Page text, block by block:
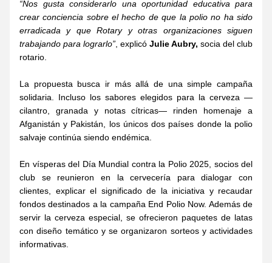
“Nos gusta considerarlo una oportunidad educativa para
crear conciencia sobre el hecho de que la polio no ha sido
erradicada y que Rotary y otras organizaciones siguen
trabajando para lograrlo” , explicó Julie Aubry, socia del club
rotario.
La propuesta busca ir más allá de una simple campaña
solidaria. Incluso los sabores elegidos para la cerveza —
cilantro, granada y notas cítricas— rinden homenaje a
Afganistán y Pakistán, los únicos dos países donde la polio
salvaje continúa siendo endémica.
En vísperas del Día Mundial contra la Polio 2025, socios del
club se reunieron en la cervecería para dialogar con
clientes, explicar el significado de la iniciativa y recaudar
fondos destinados a la campaña End Polio Now. Además de
servir la cerveza especial, se ofrecieron paquetes de latas
con diseño temático y se organizaron sorteos y actividades
informativas.